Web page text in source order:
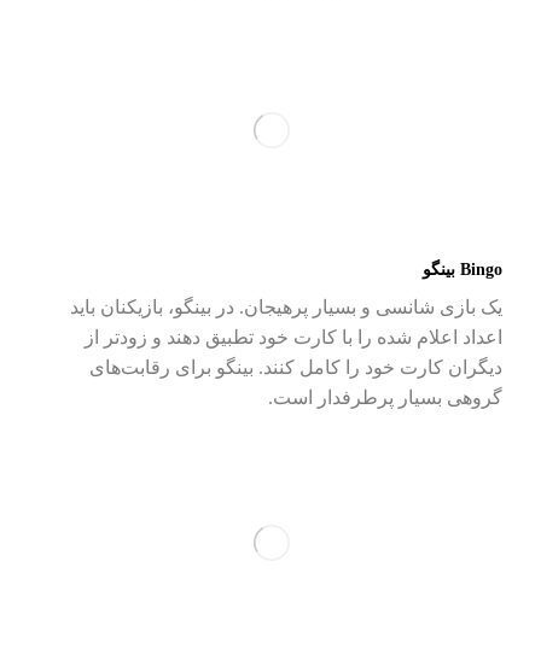
Bingo بینگو
یک بازی شانسی و بسیار پرهیجان. در بینگو، بازیکنان باید
اعداد اعلام شده را با کارت خود تطبیق دهند و زودتر از
دیگران کارت خود را کامل کنند. بینگو برای رقابت‌های
گروهی بسیار پرطرفدار است.